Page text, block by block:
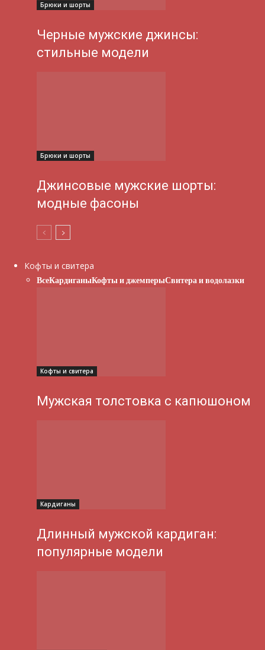
Брюки и шорты
Черные мужские джинсы:
стильные модели
Брюки и шорты
Джинсовые мужские шорты:
модные фасоны
Кофты и свитера
ВсеКардиганыКофты и джемперыСвитера и водолазки
Кофты и свитера
Мужская толстовка с капюшоном
Кардиганы
Длинный мужской кардиган:
популярные модели